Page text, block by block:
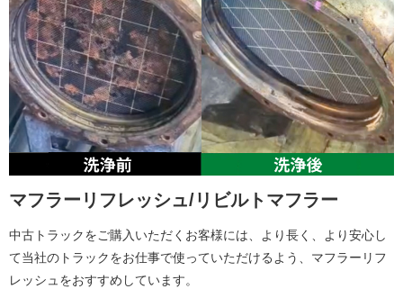
マフラーリフレッシュ/リビルトマフラー
中古トラックをご購入いただくお客様には、より長く、より安心し
て当社のトラックをお仕事で使っていただけるよう、マフラーリフ
レッシュをおすすめしています。